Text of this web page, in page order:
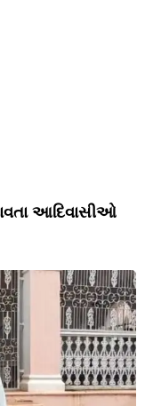
આદિવાસીઓ